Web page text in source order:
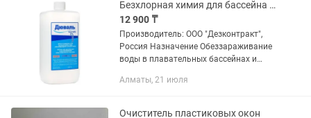
Безхлорная химия для бассейна дезинфекции и обеззараживания воды бассейна.
12 900 ₸
Производитель: ООО "Дезконтракт",
Россия Назначение Обеззараживание
воды в плавательных бассейнах и
обслуживание, дезинфекция и
средство для...
Алматы, 21 июля
Очиститель пластиковых окон